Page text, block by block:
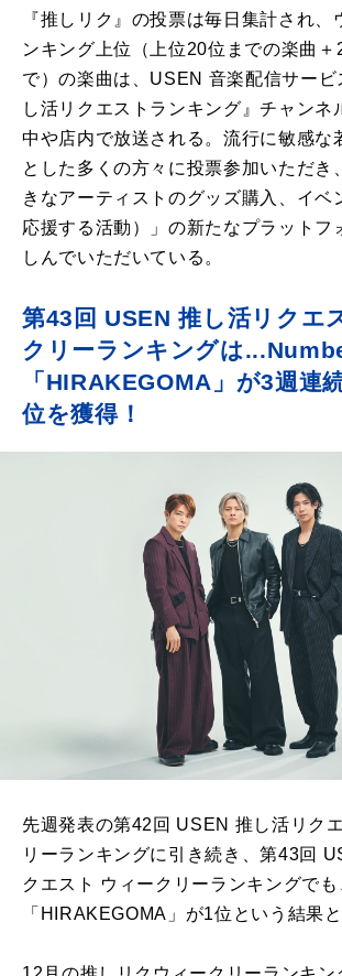
『推しリク』の投票は毎日集計され、
ンキング上位（上位20位までの楽曲＋
で）の楽曲は、USEN 音楽配信サー
し活リクエストランキング』チャンネ
中や店内で放送される。流行に敏感な
とした多くの方々に投票参加いただき
きなアーティストのグッズ購入、イベ
応援する活動）」の新たなプラットフ
しんでいただいている。
第43回 USEN 推し活リクエ
クリーランキングは
「HIRAKEGOMA」が3週連
位を獲得！
先週発表の第42回 USEN 推し活リク
リーランキングに引き続き、第43回
クエスト ウィークリーランキングでも
「HIRAKEGOMA」が1位という結果と